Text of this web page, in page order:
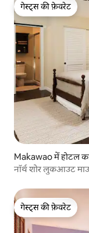
गेस्ट्स की फ़ेवरेट
गेस्ट्स की फ़ेवरेट
Makawao में होटल
नॉर्थ शोर लुकआउट
गेस्ट्स की फ़ेवरेट
गेस्ट्स की फ़ेवरेट